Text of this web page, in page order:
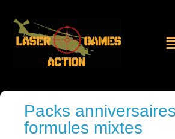
Packs anniversaires
formules mixtes